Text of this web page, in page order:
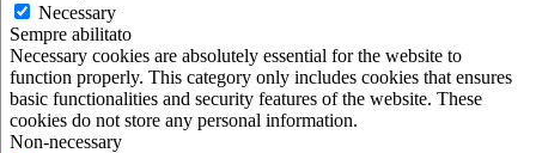
Necessary
Sempre abilitato
Necessary cookies are absolutely essential for the website to
function properly. This category only includes cookies that ensures
basic functionalities and security features of the website. These
cookies do not store any personal information.
Non-necessary